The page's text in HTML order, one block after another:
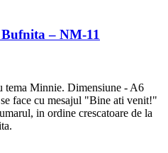
– NM-11
tema Minnie. Dimensiune - A6
face cu mesajul "Bine ati venit!"
in ordine crescatoare de la